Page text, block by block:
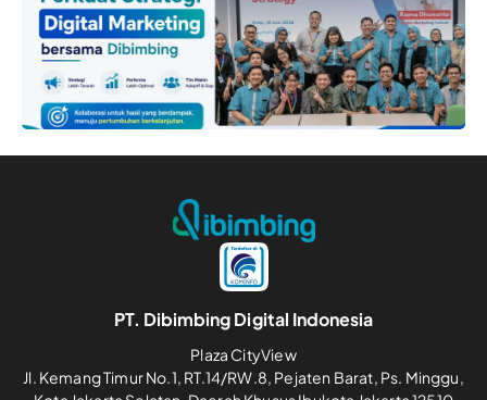
PT. Dibimbing Digital Indonesia
Plaza CityView
Jl. Kemang Timur No.1, RT.14/RW.8, Pejaten Barat, Ps. Minggu,